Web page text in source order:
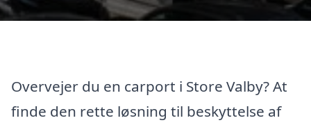
Overvejer du en carport i Store Valby? At
finde den rette løsning til beskyttelse af